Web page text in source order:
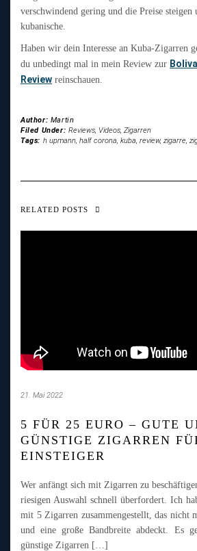
verschwindend gering und die Preise steigen
kubanische.
Haben wir dein Interesse an Kuba-Zigarren
du unbedingt mal in mein Review zur
Review reinschauen.
Author: Martin
Filed Under: Reviews, Videos, Zigarren
Tags: h upmann, half corona, kuba, review, zigarre,
RELATED POSTS
21. Mai 2022
5 FÜR 25 EURO – GUTE
GÜNSTIGE ZIGARREN
EINSTEIGER
Wer anfängt sich mit Zigarren zu
riesigen Auswahl schnell überfordert. Ich
mit 5 Zigarren zusammengestellt, das nicht
und eine große Bandbreite abdeckt. Es
günstige Zigarren […]